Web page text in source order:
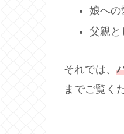
娘への
父親と
それでは、
までご覧く